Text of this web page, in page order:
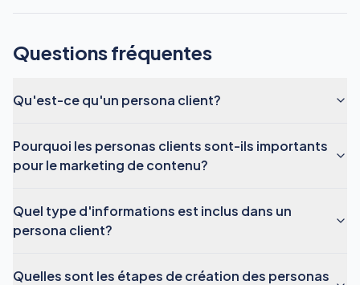
Questions fréquentes
Qu'est-ce qu'un persona client?
Pourquoi les personas clients sont-ils importants
pour le marketing de contenu?
Quel type d'informations est inclus dans un
persona client?
Quelles sont les étapes de création des personas